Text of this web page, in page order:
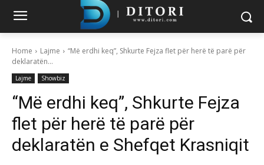
Home Lajme
“Më erdhi keq”, Shkurte Fejza flet për herë të parë për
deklaratën...
Lajme Showbiz
“Më erdhi keq”, Shkurte Fejza
flet për herë të parë për
deklaratën e Shefqet Krasniqit